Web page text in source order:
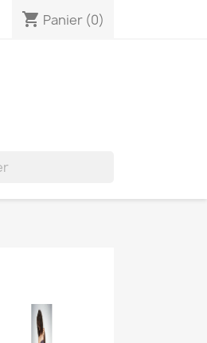
shopping_cart Panier (0)